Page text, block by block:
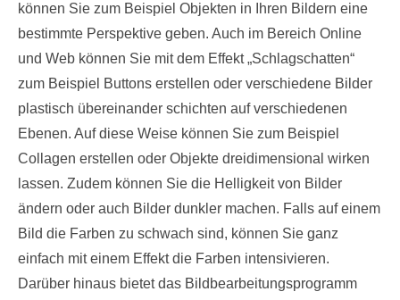
können Sie zum Beispiel Objekten in Ihren Bildern eine
bestimmte Perspektive geben. Auch im Bereich Online
und Web können Sie mit dem Effekt „Schlagschatten“
zum Beispiel Buttons erstellen oder verschiedene Bilder
plastisch übereinander schichten auf verschiedenen
Ebenen. Auf diese Weise können Sie zum Beispiel
Collagen erstellen oder Objekte dreidimensional wirken
lassen. Zudem können Sie die Helligkeit von Bilder
ändern oder auch Bilder dunkler machen. Falls auf einem
Bild die Farben zu schwach sind, können Sie ganz
einfach mit einem Effekt die Farben intensivieren.
Darüber hinaus bietet das Bildbearbeitungsprogramm